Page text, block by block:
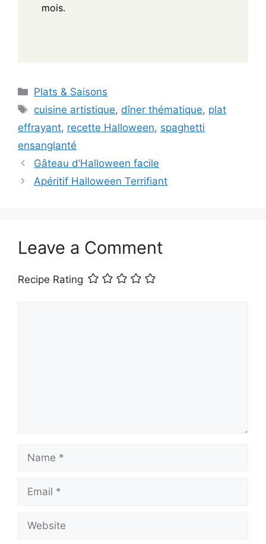
mois.
Categories
Plats & Saisons
Tags
cuisine artistique, dîner thématique, plat
effrayant, recette Halloween, spaghetti
ensanglanté
Gâteau d’Halloween facile
Apéritif Halloween Terrifiant
Leave a Comment
Recipe Rating
Name
Email
Website